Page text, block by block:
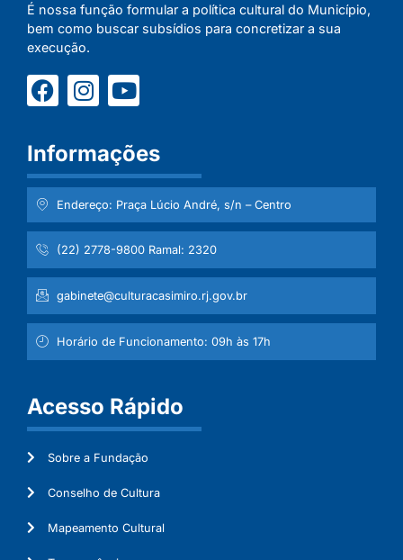
É nossa função formular a política cultural do Município,
bem como buscar subsídios para concretizar a sua
execução.
Informações
Endereço: Praça Lúcio André, s/n – Centro
(22) 2778-9800 Ramal: 2320
gabinete@culturacasimiro.rj.gov.br
Horário de Funcionamento: 09h às 17h
Acesso Rápido
Sobre a Fundação
Conselho de Cultura
Mapeamento Cultural